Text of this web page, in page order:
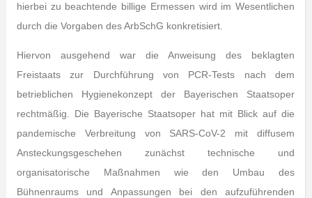
hierbei zu beachtende billige Ermessen wird im Wesentlichen
durch die Vorgaben des ArbSchG konkretisiert.
Hiervon ausgehend war die Anweisung des beklagten
Freistaats zur Durchführung von PCR-Tests nach dem
betrieblichen Hygienekonzept der Bayerischen Staatsoper
rechtmäßig. Die Bayerische Staatsoper hat mit Blick auf die
pandemische Verbreitung von SARS-CoV-2 mit diffusem
Ansteckungsgeschehen zunächst technische und
organisatorische Maßnahmen wie den Umbau des
Bühnenraums und Anpassungen bei den aufzuführenden